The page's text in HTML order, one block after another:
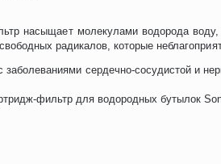
насыщает молекулами водорода
радикалов, которые
заболеваниями сердечно-сосудистой и
фильтр для водородных бутылок